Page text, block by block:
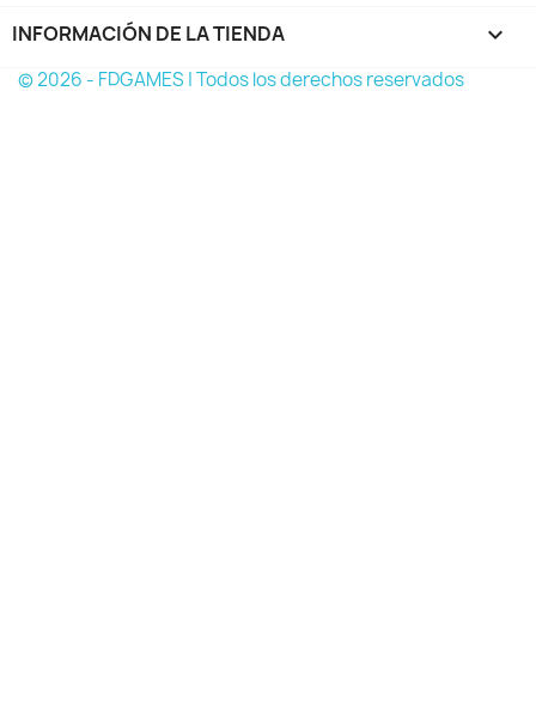
INFORMACIÓN DE LA TIENDA keyboard_arrow_down
© 2026 - FDGAMES | Todos los derechos reservados